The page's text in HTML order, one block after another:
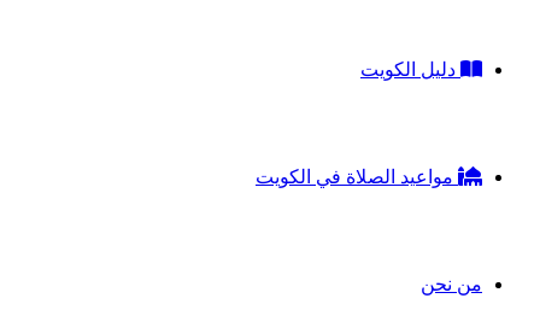
دليل الكويت
مواعيد الصلاة في الكويت
من نحن